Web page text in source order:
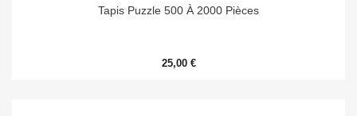
Tapis Puzzle 500 À 2000 Pièces
25,00 €